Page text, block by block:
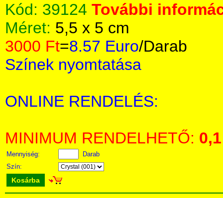
Kód: 39124 További
Méret: 5,5 x 5 cm
3000 Ft=8.57 Euro/Darab
Színek nyomtatása
ONLINE RENDELÉS:
MINIMUM RENDELHETŐ: 0,1
Mennyiség:
Darab
Szín:
Kosárba